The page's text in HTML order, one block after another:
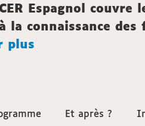
Espagnol
la connaissance
plus
Et après ?
Et après ?